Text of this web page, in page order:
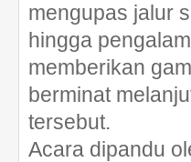
mengupas jalur
hingga
memberikan
berminat
tersebut.
Acara dipandu